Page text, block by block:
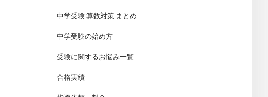
中学受験 算数対策 まとめ
中学受験の始め方
受験に関するお悩み一覧
合格実績